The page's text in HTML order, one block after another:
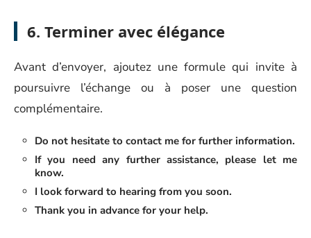
6. Terminer avec élégance
Avant d’envoyer, ajoutez une formule qui invite à
poursuivre l’échange ou à poser une question
complémentaire.
Do not hesitate to contact me for further information.
If you need any further assistance, please let me
know.
I look forward to hearing from you soon.
Thank you in advance for your help.